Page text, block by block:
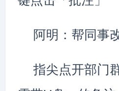
阿明：帮同事
指尖点开部门